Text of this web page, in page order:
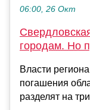
06:00, 26 Окт
городам. Но
Власти
погашения
разделят на